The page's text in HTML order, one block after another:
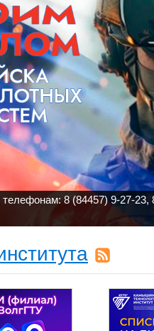
8 (84457) 9-27-23,